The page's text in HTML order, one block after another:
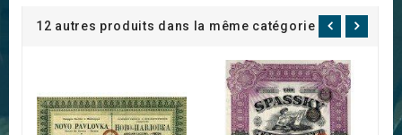
12 autres produits dans la même catégorie :